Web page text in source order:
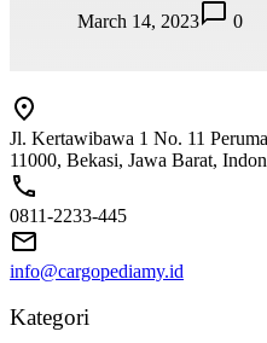
March 14, 2023
0
Jl. Kertawibawa 1 No. 11
11000, Bekasi, Jawa Barat,
0811-2233-445
info@cargopediamy.id
Kategori